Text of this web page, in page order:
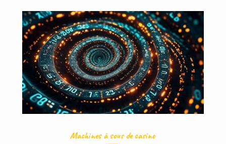
Machines à sous de casino